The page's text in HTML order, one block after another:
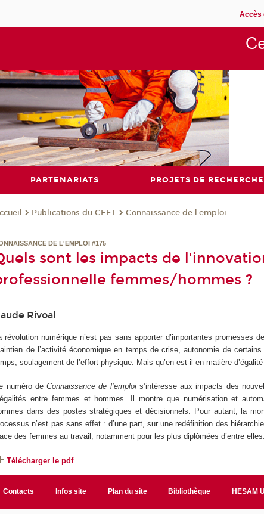
Accès
PARTENARIATS PROJETS DE RECHERCHE
Publications du CEET Connaissance de l'emploi
DE L'EMPLOI #175
sont les impacts de
femmes/hommes ?
Rivoal
révolution numérique n’est pas sans apporter d’importantes promesses
de l’activité économique en temps de crise, autonomie de
soulagement de l’effort physique. Mais qu’en est-il en matière
numéro deConnaissance de l’emplois’intéresse aux impacts des
entre femmes et hommes. Il montre que numérisation et
dans des postes stratégiques et décisionnels. Pour autant, la
n’est pas sans effet : d’une part, sur une redéfinition des
des femmes au travail, notamment pour les plus diplômées d’entre elles.
Télécharger le pdf
Contacts Infos site Plan du site Bibliothèque HESAM